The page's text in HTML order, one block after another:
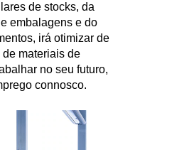
de stocks, da
embalagens e do
irá otimizar de
materiais de
no seu futuro,
connosco.